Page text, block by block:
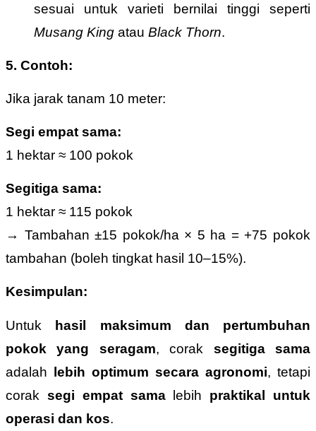
sesuai untuk varieti bernilai tinggi seperti
Musang King atau Black Thorn.
5. Contoh:
Jika jarak tanam 10 meter:
Segi empat sama:
1 hektar ≈ 100 pokok
Segitiga sama:
1 hektar ≈ 115 pokok
→ Tambahan ±15 pokok/ha × 5 ha = +75 pokok
tambahan (boleh tingkat hasil 10–15%).
Kesimpulan:
Untuk hasil maksimum dan pertumbuhan
pokok yang seragam, corak segitiga sama
adalah lebih optimum secara agronomi, tetapi
corak segi empat samalebih praktikal untuk
operasi dan kos.